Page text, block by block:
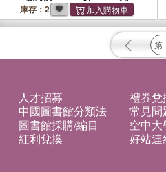
庫存：2
人才招募 禮券兌
中國圖書館分類法 常見問
圖書館採購/編目 空中
紅利兌換 好站連